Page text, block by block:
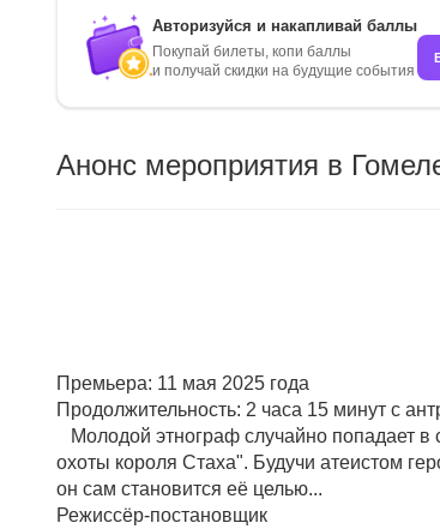
Авторизуйся и накапливай баллы
Покупай билеты, копи баллы
и получай скидки на будущие события
Анонс мероприятия в
Премьера: 11 мая 2025 года
Продолжительность: 2 часа 15 минут с
Молодой этнограф случайно попадает в
охоты короля Стаха". Будучи атеистом
он сам становится её целью...
Режиссёр-постановщик